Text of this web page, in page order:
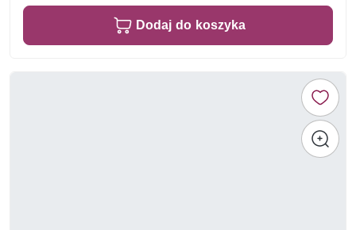
Dodaj do koszyka